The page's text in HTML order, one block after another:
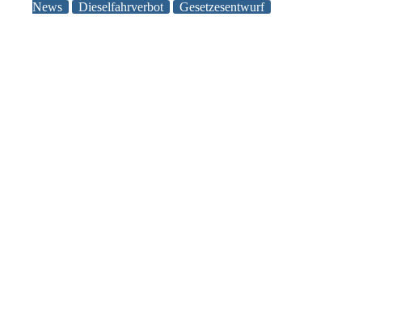
Kontrolle
News
Dieselfahrverbot Gesetzesentwurf